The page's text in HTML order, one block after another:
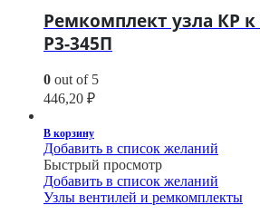
Ремкомплект узла КР
Р3-345П
0 out of 5
446,20 ₽
В корзину
Добавить в список желаний
Быстрый просмотр
Добавить в список желаний
Узлы вентилей и ремкомплекты